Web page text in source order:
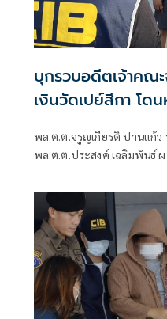
บุกรวบอดีตเจ้าค
เงินวัดเปย์สีกา โด
พล.ต.ต.จรูญเกียรติ ปานแก้
พล.ต.ต.ประสงค์ เฉลิมพันธ์
บก.ปปป.และเจ้าหน้าที่ ป.ป